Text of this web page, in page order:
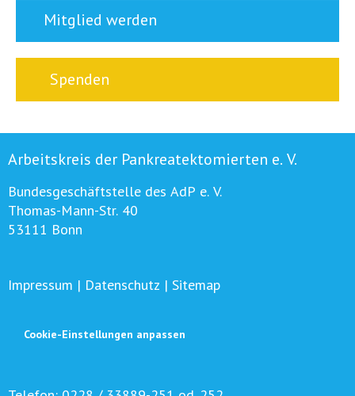
Mitglied werden
Spenden
Arbeitskreis der Pankreatektomierten e. V.
Bundesgeschäftstelle des AdP e. V.
Thomas-Mann-Str. 40
53111 Bonn
Impressum | Datenschutz | Sitemap
Cookie-Einstellungen anpassen